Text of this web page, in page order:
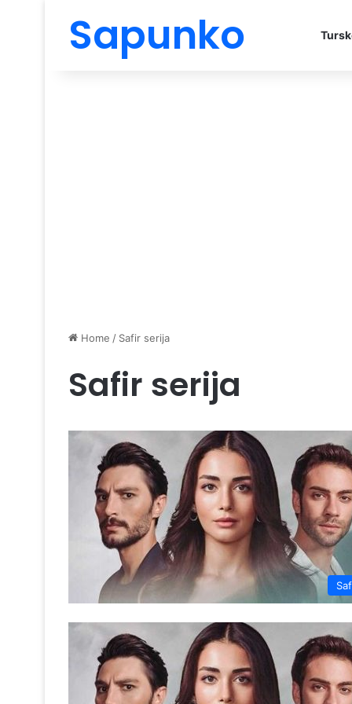
Sapunko
Home / Safir serija
Safir serija